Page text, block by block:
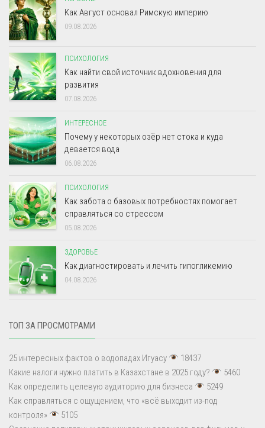
Как Август основал Римскую империю
09.08.2026
ПСИХОЛОГИЯ
Как найти свой источник вдохновения для
развития
07.08.2026
ИНТЕРЕСНОЕ
Почему у некоторых озёр нет стока и куда
девается вода
06.08.2026
ПСИХОЛОГИЯ
Как забота о базовых потребностях помогает
справляться со стрессом
05.08.2026
ЗДОРОВЬЕ
Как диагностировать и лечить гипогликемию
04.08.2026
ТОП ЗА ПРОСМОТРАМИ
25 интересных фактов о водопадах Игуасу
18437
Какие налоги нужно платить в Казахстане в 2025 году?
5460
Как определить целевую аудиторию для бизнеса
5249
Как справляться с ощущением, что «всё выходит из-под
контроля»
5105